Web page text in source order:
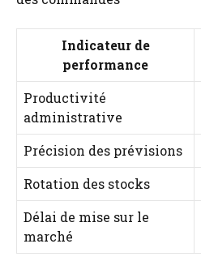
Indicateur de
performance
Productivité
administrative
Précision des prévisions
Rotation des stocks
Délai de mise sur le
marché